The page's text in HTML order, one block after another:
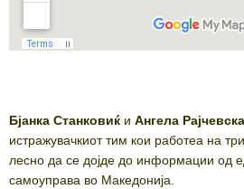
Бјанка Станковиќ и Ангела Рајчевска
истражувачкиот тим кои работеа на
лесно да се дојде до информации од
самоуправа во Македонија.